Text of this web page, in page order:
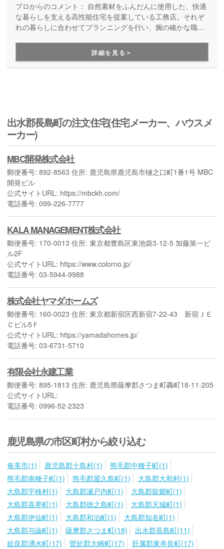
プロからのコメント： 自然素材をふんだんに使用した、快適
な暮らしを支える高性能住宅を提案している工務店。それぞ
れの暮らしに合わせてプランニングを行い、腕の確かな職人
康的な暮らしに重点を置いて家づくりをお考えの方にお勧め
詳細を見る＞
出水郡長島町の注文住宅(住宅メーカー、ハウスメ
ーカー)
MBC開発株式会社
郵便番号: 892-8563 住所: 鹿児島県鹿児島市樋之口町1番1号 MBC
開発ビル
公式サイトURL: https://mbckh.com/
電話番号: 099-226-7777
KALA MANAGEMENT株式会社
郵便番号: 170-0013 住所: 東京都豊島区東池袋3-12-5 加藤第一ビ
ル2F
公式サイトURL: https://www.colorno.jp/
電話番号: 03-5944-9988
株式会社ヤマダホームズ
郵便番号: 160-0023 住所: 東京都新宿区西新宿7-22-43 新宿ＪＥ
Ｃビル5Ｆ
公式サイトURL: https://yamadahomes.jp/
電話番号: 03-6731-5710
有限会社永建工業
郵便番号: 895-1813 住所: 鹿児島県薩摩郡さつま町轟町18-11-205
公式サイトURL:
電話番号: 0996-52-2323
鹿児島県の市区町村から絞り込む
奄美市(1) 鹿児島郡十島村(1)
熊毛郡中種子町(1)
熊毛郡南種子町(1)
熊毛郡屋久島町(1)
大島郡大和村(1)
大島郡宇検村(1)
大島郡瀬戸内町(1)
大島郡龍郷町(1)
大島郡喜界町(1)
大島郡徳之島町(1)
大島郡天城町(1)
大島郡伊仙町(1)
大島郡和泊町(1)
大島郡知名町(1)
大島郡与論町(1)
薩摩郡さつま町(18)
出水郡長島町(11)
姶良郡湧水町(17)
曽於郡大崎町(17)
肝属郡東串良町(17)